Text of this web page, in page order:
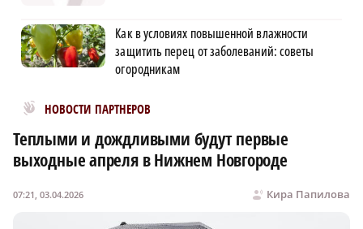
Как в условиях повышенной влажности
защитить перец от заболеваний: советы
огородникам
НОВОСТИ ПАРТНЕРОВ
Новости МирТесен
Теплыми и дождливыми будут первые
выходные апреля в Нижнем Новгороде
Кира Папилова
07:21, 03.04.2026